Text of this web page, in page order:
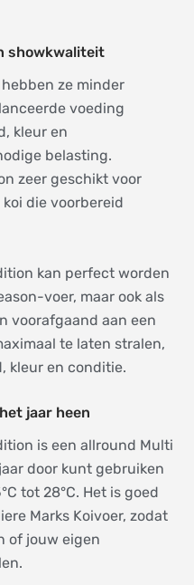
showkwaliteit
ze minder
voeding
kleur en
belasting.
zeer geschikt voor
die voorbereid
kan perfect worden
voer, maar ook als
voorafgaand aan een
te laten stralen,
kleur en conditie.
jaar heen
is een allround Multi
door kunt gebruiken
tot 28°C. Het is goed
Marks Koivoer, zodat
of jouw eigen